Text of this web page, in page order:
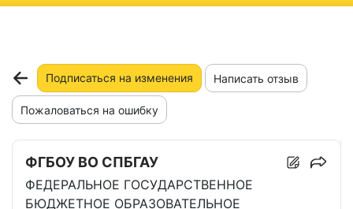
Подписаться на изменения Написать отзыв
Пожаловаться на ошибку
ФГБОУ ВО СПБГАУ
ФЕДЕРАЛЬНОЕ ГОСУДАРСТВЕННОЕ
БЮДЖЕТНОЕ ОБРАЗОВАТЕЛЬНОЕ